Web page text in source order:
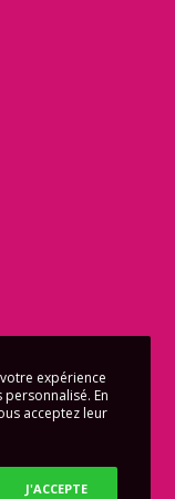
expérience
En
acceptez leur
J'ACCEPTE